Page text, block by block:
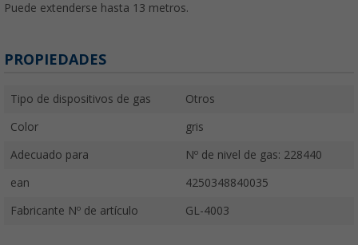
Puede extenderse hasta 13 metros.
PROPIEDADES
Tipo de dispositivos de gas Otros
Color gris
Adecuado para Nº de nivel de gas: 228440
ean 4250348840035
Fabricante Nº de artículo GL-4003